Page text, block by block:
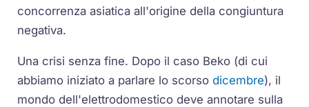
concorrenza asiatica all'origine della congiuntura
negativa.
Una crisi senza fine. Dopo il caso Beko (di cui
abbiamo iniziato a parlare lo scorsodicembre), il
mondo dell'elettrodomestico deve annotare sulla